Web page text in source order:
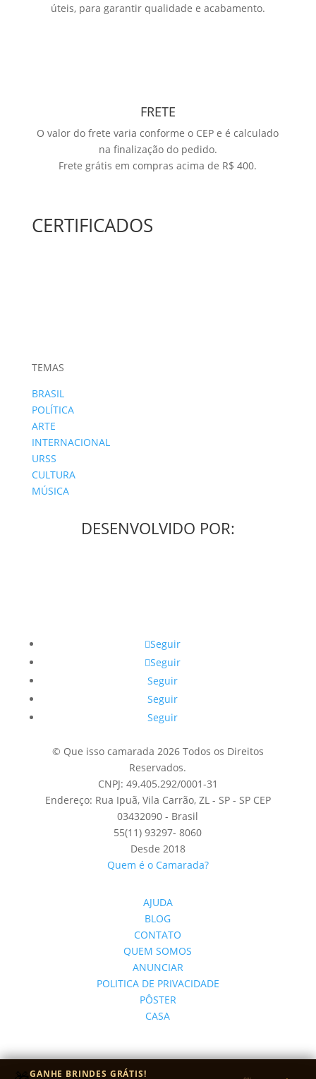
úteis, para garantir qualidade e acabamento.
FRETE
O valor do frete varia conforme o CEP e é calculado
na finalização do pedido.
Frete grátis em compras acima de R$ 400.
CERTIFICADOS
TEMAS
BRASIL
POLÍTICA
ARTE
INTERNACIONAL
URSS
CULTURA
MÚSICA
DESENVOLVIDO POR:
Seguir
Seguir
Seguir
Seguir
Seguir
© Que isso camarada 2026 Todos os Direitos
Reservados.
CNPJ: 49.405.292/0001-31
Endereço: Rua Ipuã, Vila Carrão, ZL - SP - SP CEP
03432090 - Brasil
55(11) 93297- 8060
Desde 2018
Quem é o Camarada?
AJUDA
BLOG
CONTATO
QUEM SOMOS
ANUNCIAR
POLITICA DE PRIVACIDADE
PÔSTER
CASA
GANHE BRINDES GRÁTIS!